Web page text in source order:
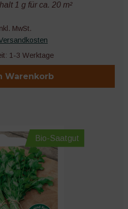
1 g für ca. 20 m²
MwSt.
1-3 Werktage
Warenkorb
Bio-Saatgut